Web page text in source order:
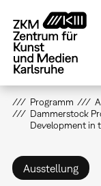
zum
Inhalt
Programm
Dammerstock
Development in
Ausstellung